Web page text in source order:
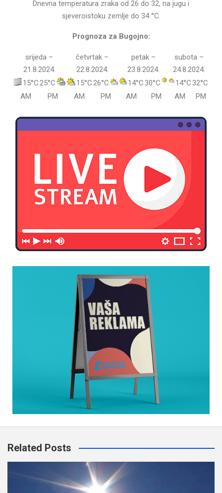
Dnevna temperatura zraka od 26 do 32, na jugu i
sjeveroistoku zemlje do 34 °C.
Prognoza za Bugojno:
srijeda –
21.8.2024.
četvrtak –
22.8.2024.
petak –
23.8.2024.
subota –
24.8.2024.
15°C25°C 15°C26°C 14°C30°C 14°C32°C
AM
PM AM PM AM PM AM PM
Related Posts